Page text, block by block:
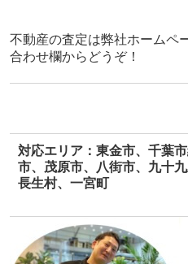
不動産の査定は弊社ホームペ
合わせ欄から どうぞ！
対応エリア：東金市、千葉
市、茂原市、八街市、九十
長生村、一宮町